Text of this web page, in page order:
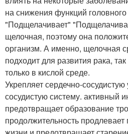
на снижения функций головного
"Подщелачивает"
щелочная, поэтому она
организм. А именно, щелочная
подходит для развития рака,
только в кислой среде.
Укрепляет сердечно-
сосудистую систему. активный
предотвращает образование
продолжительность